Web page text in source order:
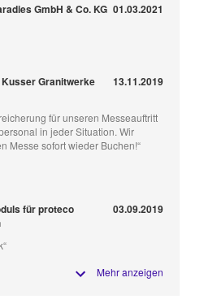
GmbH & Co. KG 01.03.2021
Granitwerke
13.11.2019
für unseren Messeauftritt
in jeder Situation. Wir
Messe sofort wieder Buchen!“
für proteco
03.09.2019
Mehr anzeigen